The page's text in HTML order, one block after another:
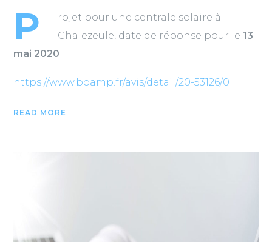
P
rojet pour une centrale solaire à
Chalezeule, date de réponse pour le13
mai 2020
https://www.boamp.fr/avis/detail/20-53126/0
READ MORE